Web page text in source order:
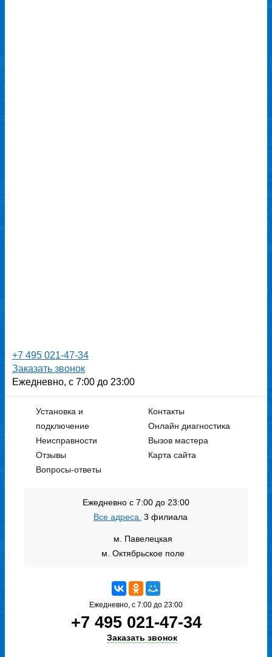
+7 495 021-47-34
Заказать звонок
Ежедневно, с 7:00 до 23:00
Установка и
подключение
Неисправности
Отзывы
Вопросы-ответы
Контакты
Онлайн диагностика
Вызов мастера
Карта сайта
Ежедневно с 7:00 до 23:00
Все адреса. 3 филиала
м. Павелецкая
м. Октябрьское поле
Ежедневно, с 7:00 до 23:00
+7 495 021-47-34
Заказать звонок